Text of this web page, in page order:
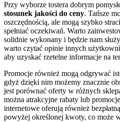
Przy wyborze tostera dobrym
stosunek jakości do ceny. Tańsze
oszczędnością, ale mogą szybko
spełniać oczekiwań. Warto
solidnie wykonany i będzie nam
warto czytać opinie innych
aby uzyskać rzetelne informacje na
Promocje również mogą odgrywać
gdyż dzięki nim możemy znacznie
jest porównać oferty w różnych
można atrakcyjne rabaty lub
internetowe oferują również
powyżej określonej kwoty, co może